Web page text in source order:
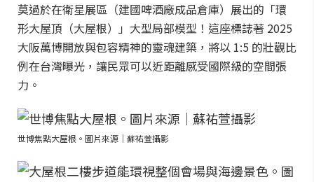
莫過於在衛星展區（建國啤酒廠成品倉庫）展出的「環
形大屋頂（大屋根）」大型局部模型！這座標誌著 2025
大阪萬博開放與包容精神的靈魂建築，將以 1:5 的壯觀比
例在台灣曝光，讓民眾可以近距離感受國際級的空間張
力。
世博焦點大屋根。圖片來源｜蘇祐萱攝影